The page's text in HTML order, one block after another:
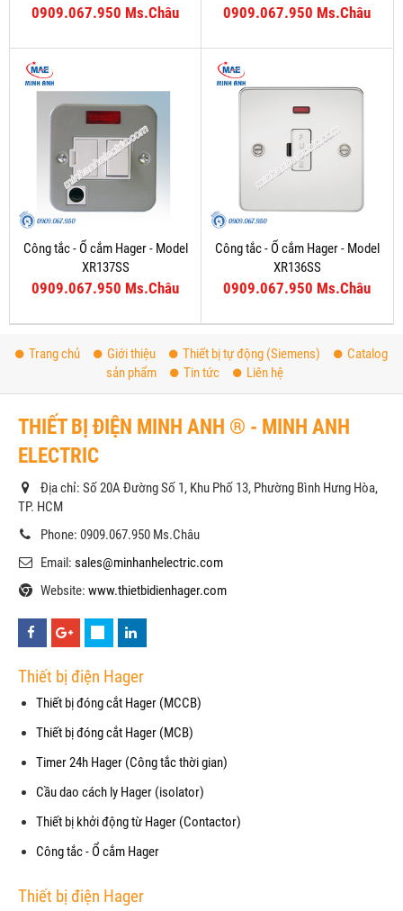
0909.067.950 Ms.Châu 0909.067.950 Ms.Châu
Công tắc - Ổ cắm Hager - Model
XR137SS
0909.067.950 Ms.Châu
Công tắc - Ổ cắm Hager - Model
XR136SS
0909.067.950 Ms.Châu
Trang chủ Giới thiệu Thiết bị tự động (Siemens)
Catalog
sản phẩm
Tin tức Liên hệ
THIẾT BỊ ĐIỆN MINH ANH ® - MINH ANH
ELECTRIC
Địa chỉ: Số 20A Đường Số 1, Khu Phố 13, Phường Bình Hưng Hòa,
TP. HCM
Phone: 0909.067.950 Ms.Châu
Email: sales@minhanhelectric.com
Website: www.thietbidienhager.com
Thiết bị điện Hager
Thiết bị đóng cắt Hager (MCCB)
Thiết bị đóng cắt Hager (MCB)
Timer 24h Hager (Công tắc thời gian)
Cầu dao cách ly Hager (isolator)
Thiết bị khởi động từ Hager (Contactor)
Công tắc - Ổ cắm Hager
Thiết bị điện Hager